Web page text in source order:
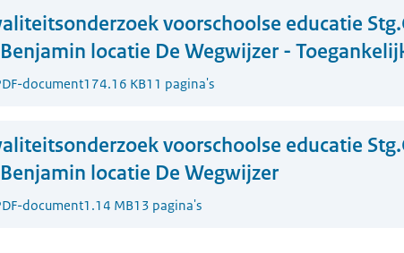
voorschoolse educatie
locatie De Wegwijzer -
document174.16 KB11 pagina's
voorschoolse educatie
locatie De Wegwijzer
document1.14 MB13 pagina's